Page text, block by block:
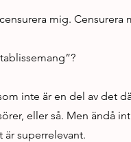
mig. Censurera
inte är en del av det
eller så. Men ändå
är superrelevant.